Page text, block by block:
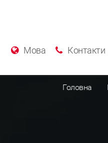
Мова Контакти
Головна